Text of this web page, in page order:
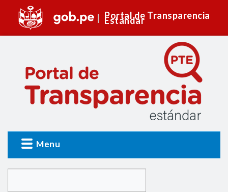
Portal de Transparencia
Estándar
Menu